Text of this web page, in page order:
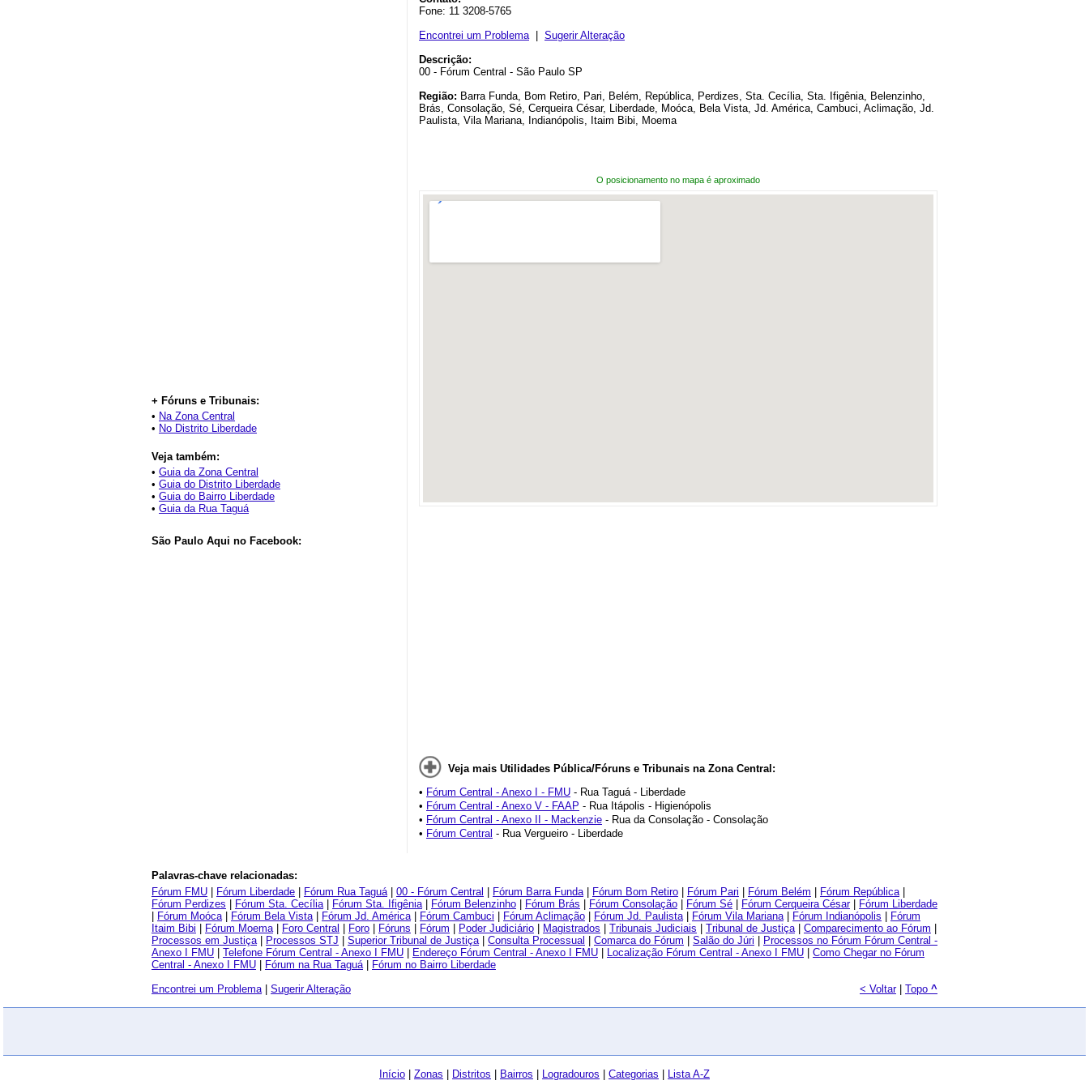
+ Fóruns e Tribunais:
• Na Zona Central
• No Distrito Liberdade
Veja também:
• Guia da Zona Central
• Guia do Distrito Liberdade
• Guia do Bairro Liberdade
• Guia da Rua Taguá
São Paulo Aqui no Facebook:
Fone: 11 3208-5765
Encontrei um Problema| Sugerir Alteração
Descrição:
00 - Fórum Central - São Paulo SP
Região: Barra Funda, Bom Retiro, Pari, Belém, República, Perdizes, Sta. Cecília, Sta. Ifigênia, Belenzinho,
Brás, Consolação, Sé, Cerqueira César, Liberdade, Moóca, Bela Vista, Jd. América, Cambuci, Aclimação, Jd.
Paulista, Vila Mariana, Indianópolis, Itaim Bibi, Moema
O posicionamento no mapa é aproximado
Veja mais Utilidades Pública/Fóruns e Tribunais na Zona Central:
• Fórum Central - Anexo I - FMU - Rua Taguá - Liberdade
• Fórum Central - Anexo V - FAAP - Rua Itápolis - Higienópolis
• Fórum Central - Anexo II - Mackenzie - Rua da Consolação - Consolação
• Fórum Central - Rua Vergueiro - Liberdade
Palavras-chave relacionadas:
Fórum FMU
Fórum Liberdade Fórum Rua Taguá| 00 - Fórum Central Fórum Barra Funda| Fórum Bom Retiro Fórum Pari Fórum Belém Fórum República|
Fórum Perdizes
Fórum Sta. Cecília| Fórum Sta. Ifigênia| Fórum Belenzinho Fórum Brás Fórum Consolação Fórum Sé Fórum Cerqueira César|
Fórum Liberdade
Fórum Moóca| Fórum Bela Vista| Fórum Jd. América| Fórum Cambuci Fórum Aclimação Fórum Jd. Paulista| Fórum Vila Mariana| Fórum Indianópolis
Fórum
Itaim Bibi
Fórum Moema| Foro Central Foro Fóruns Fórum Poder Judiciário Magistrados Tribunais Judiciais Tribunal de Justiça| Comparecimento ao Fórum
Processos em Justiça| Processos STJ Superior Tribunal de Justiça| Consulta Processual Comarca do Fórum Salão do Júri
Processos no Fórum Fórum Central -
Anexo I FMU
Telefone Fórum Central - Anexo I FMU Endereço Fórum Central - Anexo I FMU Localização Fórum Central - Anexo I FMU
Como Chegar no Fórum
Central - Anexo I FMU
Fórum na Rua Taguá|
Fórum no Bairro Liberdade
Encontrei um Problema| Sugerir Alteração < Voltar| Topo ^
Início Zonas Distritos Bairros Logradouros Categorias Lista A-Z